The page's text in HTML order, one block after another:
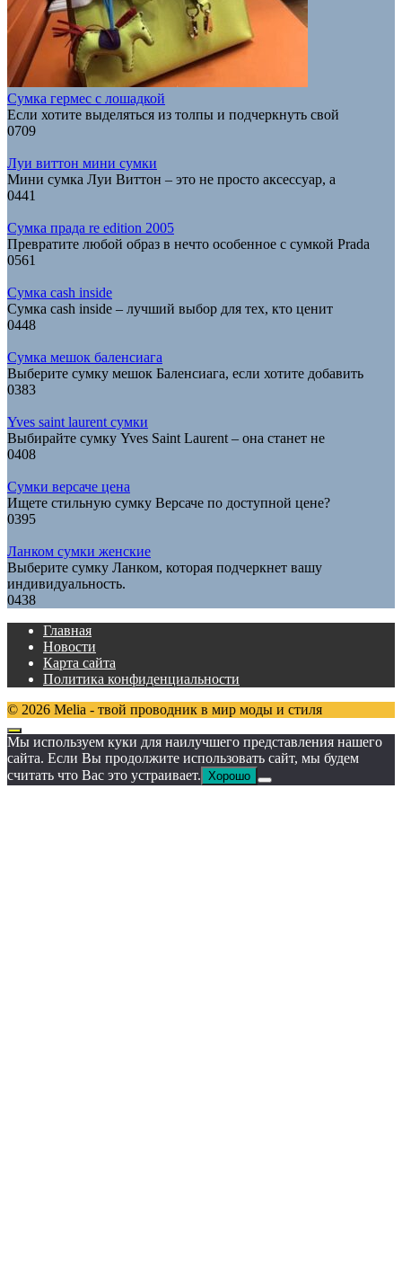
Сумка гермес с лошадкой
Если хотите выделяться из толпы и подчеркнуть свой
0709
Луи виттон мини сумки
Мини сумка Луи Виттон – это не просто аксессуар, а
0441
Сумка прада re edition 2005
Превратите любой образ в нечто особенное с сумкой Prada
0561
Сумка cash inside
Сумка cash inside – лучший выбор для тех, кто ценит
0448
Сумка мешок баленсиага
Выберите сумку мешок Баленсиага, если хотите добавить
0383
Yves saint laurent сумки
Выбирайте сумку Yves Saint Laurent – она станет не
0408
Сумки версаче цена
Ищете стильную сумку Версаче по доступной цене?
0395
Ланком сумки женские
Выберите сумку Ланком, которая подчеркнет вашу
индивидуальность.
0438
Главная
Новости
Карта сайта
Политика конфиденциальности
© 2026 Melia - твой проводник в мир моды и стиля
Мы используем куки для наилучшего представления нашего
сайта. Если Вы продолжите использовать сайт, мы будем
считать что Вас это устраивает. Хорошо